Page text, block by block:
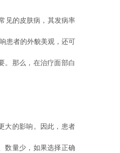
见的皮肤病，其发病率
患者的外貌美观，还可
。那么，在治疗面部白
的影响。因此，患者
数量少，如果选择正确